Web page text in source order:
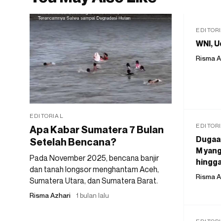
EDITORIAL
Apa Kabar Sumatera 7 Bulan
Setelah Bencana?
Pada November 2025, bencana banjir
dan tanah longsor menghantam Aceh,
Sumatera Utara, dan Sumatera Barat.
Risma Azhari 1 bulan lalu
WNI,
Risma
M
Risma